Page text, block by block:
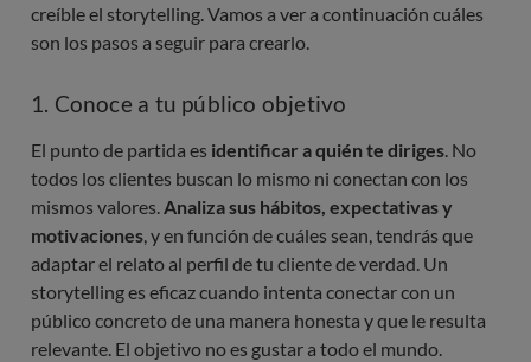
creíble el storytelling. Vamos a ver a continuación cuáles
son los pasos a seguir para crearlo.
1. Conoce a tu público objetivo
El punto de partida es identificar a quién te diriges. No
todos los clientes buscan lo mismo ni conectan con los
mismos valores.Analiza sus hábitos, expectativas y
motivaciones, y en función de cuáles sean, tendrás que
adaptar el relato al perfil de tu cliente de verdad. Un
storytelling es eficaz cuando intenta conectar con un
público concreto de una manera honesta y que le resulta
relevante. El objetivo no es gustar a todo el mundo.